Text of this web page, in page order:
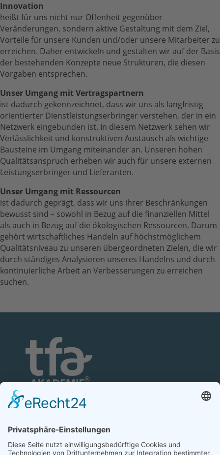
Innovation
heißt für uns nicht nur Offenheit gegenüber
Veränderungen, sondern aktive Gestaltung mit dem Ziel,
Vorteile für unsere Kunden und/oder unsere Mitarbeiter zu
erreichen. Daher entwickeln und gestalten wir auf der Basis
der bestehenden Konzepte neue Strukturen, die diesen
Vorgaben entsprechen.
Unser Umgang mit Vertragspartnern
ist dadurch gekennzeichnet, dass wir uns als langfristig
orientierter Dienstleistungserbringer verstehen, der in ein
Netzwerk eingebunden ist. In diesem Netzwerk sehen wir
Verlässlichkeit und konstruktiven Austausch als wichtige
Bausteine im Umgang miteinander an. Unseren hohen
Qualitätsanspruch erheben wir auch für unsere externen
Leistungserbringer und Lieferanten.
Unser Umgang mit Ressourcen
ist dadurch geprägt, dass wir uns ihrer Beschränkungen
bewusst sind – sowohl in Bezug auf die finanziellen Mittel
als auch in Bezug auf die ökologischen Ressourcen. Darum
gehört wirtschaftliches Handeln auf höchstmöglichem
Qualitätsniveau zu unseren übergeordneten Zielen, die wir
durch ständiges Analysieren unseres Handelns und durch
kontinuierliche Arbeit an Verbesserungen zu erreichen
suchen.
Nonnenhofer Straße 24/26
17033 Neubrandenburg
Telefon: 0395 35 88 100